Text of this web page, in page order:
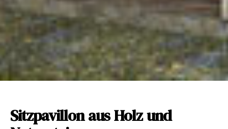
Sitzpavillon aus Holz und